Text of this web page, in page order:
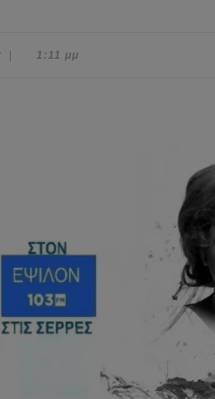
1:11 μμ